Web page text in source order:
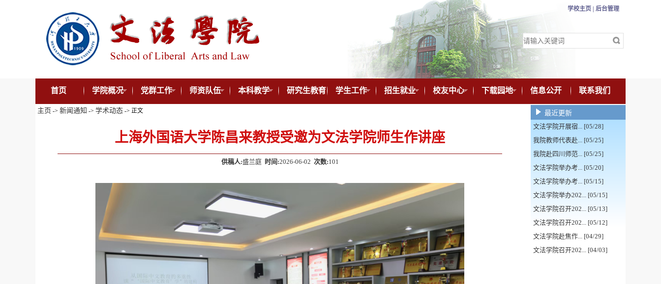
学校主页 | 后台管理
首页 学院概况 党群工作 师资队伍 本科教学 研究生教育 学生工作 招生就业 校友中心 下载园地 信息公开 联系我们
主页 -> 新闻通知 -> 学术动态 -> 正文
上海外国语大学陈昌来教授受邀为文法学院师生作讲座
供稿人:盛兰庭 时间:2026-06-02 次数:101
最近更新
文法学院开展宿... [05/28]
我院教师代表赴... [05/25]
我院赴四川师范... [05/25]
文法学院举办考... [05/20]
文法学院举办考... [05/15]
文法学院举办202... [05/15]
文法学院召开202... [05/13]
文法学院召开202... [05/12]
文法学院赴焦作... [04/29]
文法学院召开202... [04/03]